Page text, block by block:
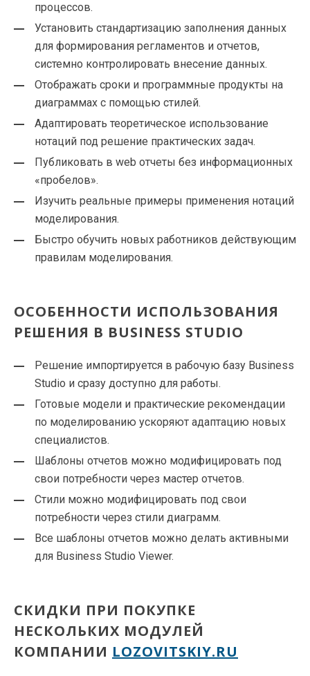
процессов.
Установить стандартизацию заполнения данных
для формирования регламентов и отчетов,
системно контролировать внесение данных.
Отображать сроки и программные продукты на
диаграммах с помощью стилей.
Адаптировать теоретическое использование
нотаций под решение практических задач.
Публиковать в web отчеты без информационных
«пробелов».
Изучить реальные примеры применения нотаций
моделирования.
Быстро обучить новых работников действующим
правилам моделирования.
ОСОБЕННОСТИ ИСПОЛЬЗОВАНИЯ
РЕШЕНИЯ В BUSINESS STUDIO
Решение импортируется в рабочую базу Business
Studio и сразу доступно для работы.
Готовые модели и практические рекомендации
по моделированию ускоряют адаптацию новых
специалистов.
Шаблоны отчетов можно модифицировать под
свои потребности через мастер отчетов.
Стили можно модифицировать под свои
потребности через стили диаграмм.
Все шаблоны отчетов можно делать активными
для Business Studio Viewer.
CКИДКИ ПРИ ПОКУПКЕ
НЕСКОЛЬКИХ МОДУЛЕЙ
КОМПАНИИ LOZOVITSKIY.RU